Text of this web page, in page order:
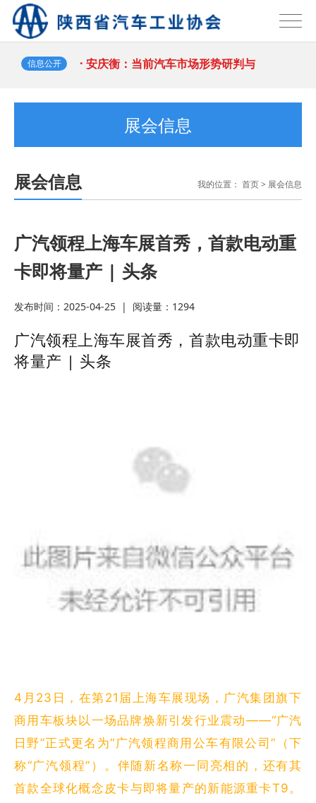
信息公开
即开票” ；保时捷2035
2026-07-29
· 安庆衡：当前汽车市场形势研判与
企业应对策略 2026-07-29
· 磷酸铁锂龙头企业宣布每吨将提价
2000元；1～6月汽车制造业
2026-07-28
· 相关部门回应网传“北京或将推出郊
区专属号牌”；腾讯宣布Mio
2026-07-23
· 付于武：告别“低价叙事”，中国汽
车品牌需重塑全球话语体系
2026-07-22
· 中国品牌欧洲销量暴涨118%！
2026-07-22
· 上半年经营者集中反垄断审查案
件，汽车业集中数量最多；上半年国
· 习近平出席2026世界人工智能大会
暨人工智能全球治理高级别会
· 吉利汽车集团成立销售总公司；奇
瑞成为首个单月出口突破20万辆
· 吴赟任上汽大众总经理 陶海龙履新
即开票” ；保时捷2035
· 安庆衡：当前汽车市场形势研判与
· 磷酸铁锂龙头企业宣布每吨将提价
2026-07-28
区专属号牌”；腾讯宣布Mio
2026-07-23
· 付于武：告别“低价叙事”，中国汽
车品牌需重塑全球话语体系
· 中国品牌欧洲销量暴涨118%！
件，汽车业集中数量最多；上半年国
2026-07-17
· 习近平出席2026世界人工智能大会
暨人工智能全球治理高级别会
2026-07-17
展会信息
展会信息 我的位置： 首页> 展会信息
广汽领程上海车展首秀，首款电动重
卡即将量产 | 头条
发布时间：2025-04-25 | 阅读量： 1294
广汽领程上海车展首秀，首款电动重卡即
将量产 | 头条
4月23日，在第21届上海车展现场，广汽集团旗下
商用车板块以一场品牌焕新引发行业震动——“广汽
日野”正式更名为“广汽领程商用公车有限公司”（下
称“广汽领程”）。伴随新名称一同亮相的，还有其
首款全球化概念皮卡与即将量产的新能源重卡T9。